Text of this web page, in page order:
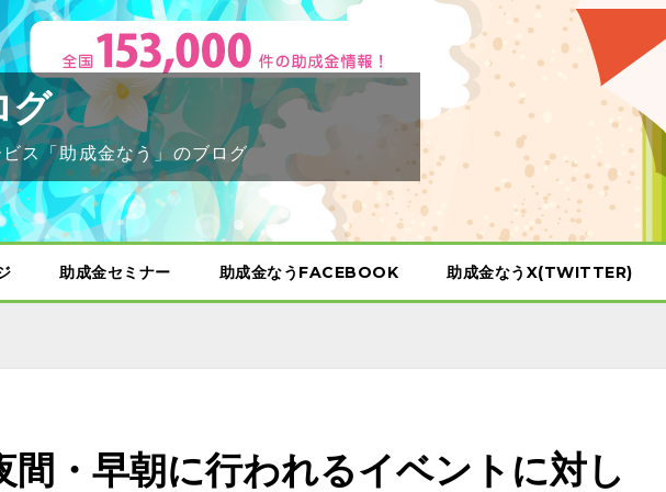
グ
ス「助成金なう」のブログ
助成金セミナー 助成金なうFACEBOOK 助成金なうX(TWITTER)
間・早朝に行われるイベントに対し